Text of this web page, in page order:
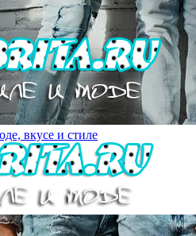
вкусе и стиле